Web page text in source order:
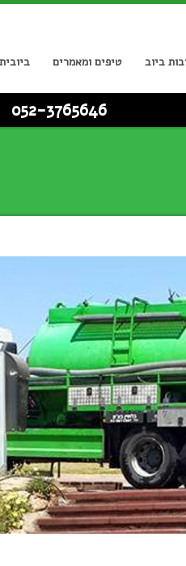
ביוב טיפים ומאמרים
052-3765646